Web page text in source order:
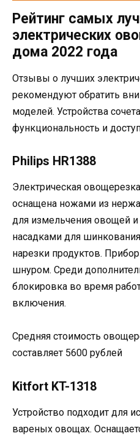
Рейтинг самых
электрических
дома 2022 года
Отзывы о лучших
рекомендуют обратить
моделей. Устройства
функциональность и
Philips HR1388
Электрическая
оснащена ножами из
для измельчения овощей и
насадками для
нарезки продуктов.
шнуром. Среди
блокировка во время
включения.
Средняя стоимость
составляет 5600 рублей
Kitfort KT-1318
Устройство подходит для
вареных овощах.